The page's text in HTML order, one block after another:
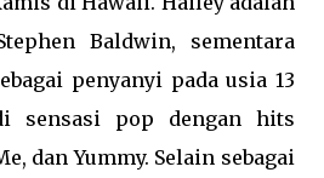
Baldwin, sementara
penyanyi pada usia 13
sensasi pop dengan hits
dan Yummy. Selain sebagai